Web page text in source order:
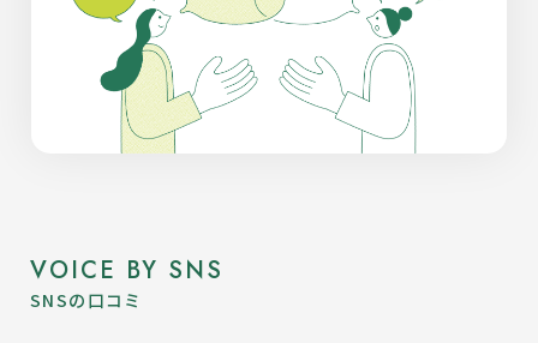
VOICE BY SNS
SNSの口コミ